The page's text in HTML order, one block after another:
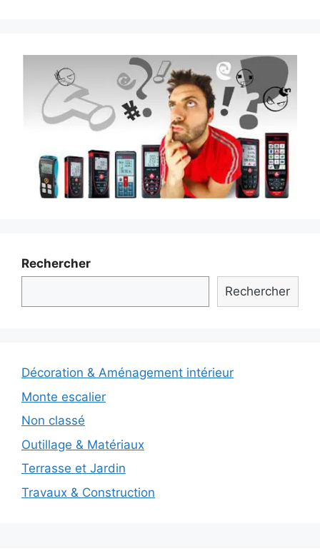
Rechercher
Rechercher
Décoration & Aménagement intérieur
Monte escalier
Non classé
Outillage & Matériaux
Terrasse et Jardin
Travaux & Construction